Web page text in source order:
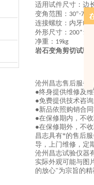
适用试件尺寸：边
变角范围： 30°-70
°
连接螺纹：内牙
外形尺寸：
净重： 19kg
岩石变角剪切试验
沧州昌志售后服务
●终身提供维修及
●免费提供技术咨询
●新品依照购销合
●在保修期内，不
●在保修期外，不
昌志具有*的售后
导，上门维修，定
沧州昌志试验仪器
实际外观可能与图
的放心"为宗旨的